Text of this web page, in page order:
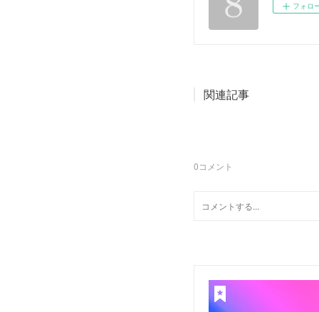
フォロ
関連記事
0コメント